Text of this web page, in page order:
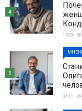
17:00 |
4
04:41 |
5